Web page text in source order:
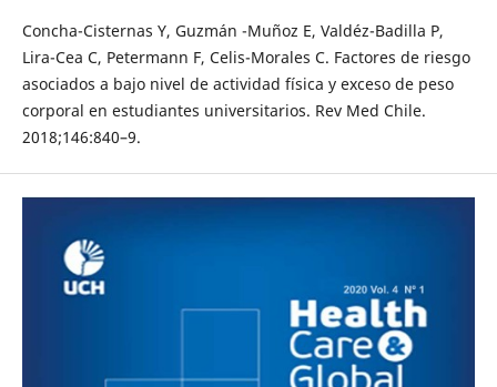
Concha-Cisternas Y, Guzmán -Muñoz E, Valdéz-Badilla P,
Lira-Cea C, Petermann F, Celis-Morales C. Factores de riesgo
asociados a bajo nivel de actividad física y exceso de peso
corporal en estudiantes universitarios. Rev Med Chile.
2018;146:840–9.